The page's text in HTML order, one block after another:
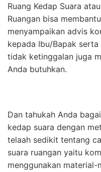
Ruang Kedap Suara
Ruangan bisa
menyampaikan advis
kepada Ibu/Bapak
tidak ketinggalan juga
Anda butuhkan.
Dan tahukah Anda
kedap suara dengan
telaah sedikit tentang
suara ruangan yaitu
menggunakan